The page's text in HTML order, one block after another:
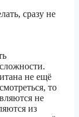
сразу не
не ещё
то
не
из